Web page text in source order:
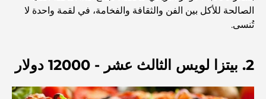
الصالحة للأكل بين الفن والثقافة والفخامة، في لقمة واحدة لا
تُنسى.
2. بيتزا لويس الثالث عشر - 12000 دولار